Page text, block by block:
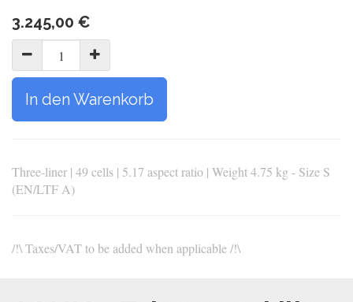
3.245,00 €
In den Warenkorb
Three-liner | 49 cells | 5.17 aspect ratio | Weight 4.75 kg - Size S
(EN/LTF A)
/!\ Taxes/VAT to be added when applicable /!\